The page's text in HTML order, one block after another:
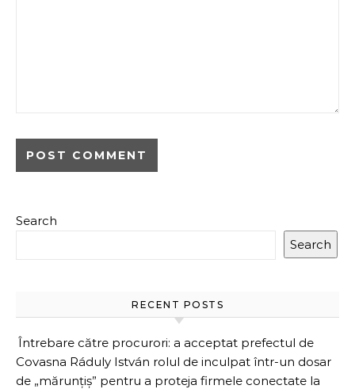
Search
Search
RECENT POSTS
Întrebare către procurori: a acceptat prefectul de
Covasna Ráduly István rolul de inculpat într-un dosar
de „mărunțiș” pentru a proteja firmele conectate la